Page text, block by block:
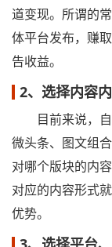
道变现。所谓的
体平台发布，赚
告收益。
2、选择内容
目前来说，自
微头条、图文组
对哪个版块的内
对应的内容形式
优势。